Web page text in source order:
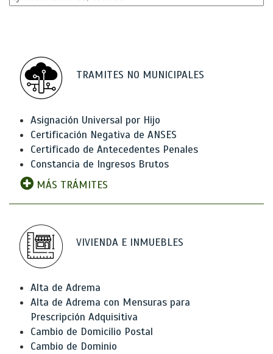
TRAMITES NO MUNICIPALES
Asignación Universal por Hijo
Certificación Negativa de ANSES
Certificado de Antecedentes Penales
Constancia de Ingresos Brutos
MÁS TRÁMITES
VIVIENDA E INMUEBLES
Alta de Adrema
Alta de Adrema con Mensuras para
Prescripción Adquisitiva
Cambio de Domicilio Postal
Cambio de Dominio